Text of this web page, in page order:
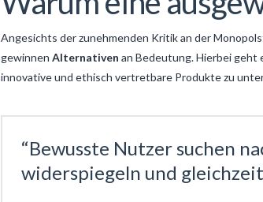
Angesichts der zunehmenden Kritik an der
gewinnen Alternativen an Bedeutung. Hierbei geht
innovative und ethisch vertretbare Produkte zu
“Bewusste Nutzer suchen
widerspiegeln und